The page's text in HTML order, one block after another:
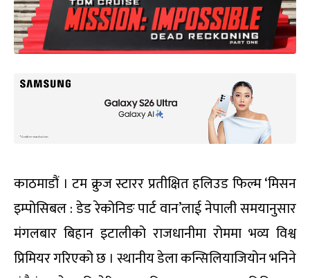
काठमाडौं । टम क्रुज स्टारर प्रतीक्षित हलिउड फिल्म ‘मिसन
इम्पोसिबल : डेड रेकोनिङ पार्ट वान’लाई नेपाली समयानुसार
मंगलबार बिहान इटालीको राजधानीमा रोममा भव्य विश्व
प्रिमियर गरिएको छ । स्थानीय डेला कन्सिलियाजियोन भनिने